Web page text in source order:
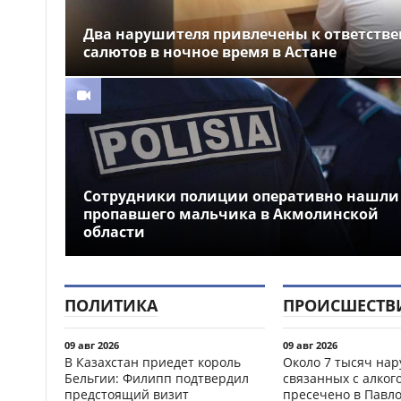
Два нарушителя привлечены к
салютов в ночное время в Астане
Сотрудники полиции оперативно нашли
пропавшего мальчика в Акмолинской
области
ПОЛИТИКА
09 авг 2026
В Казахстан приедет король
Бельгии: Филипп подтвердил
предстоящий визит
09 авг 2026
Около 7 тысяч
связанных с
пресечено в